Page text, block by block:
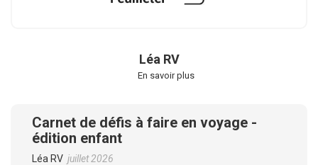
Léa RV
En savoir plus
Carnet de défis à faire en voyage -
édition enfant
Léa RV juillet 2026